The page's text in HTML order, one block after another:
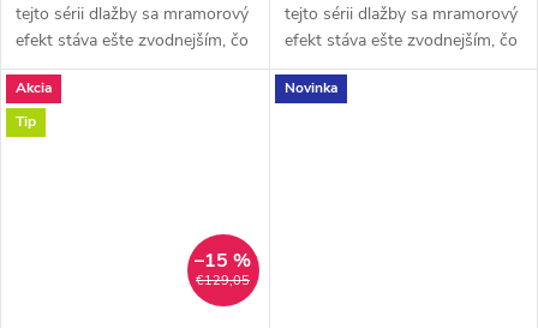
tejto sérii dlažby sa mramorový
efekt stáva ešte zvodnejším, čo
prináša projekty, ktoré sú
ambiciózne z hľadiska veľkosti a
túžob.
tejto sérii dlažby sa mramorový
efekt stáva ešte zvodnejším, čo
prináša projekty, ktoré sú
ambiciózne z hľadiska veľkosti a
Akcia
Tip
€129,05
–15 %
Novinka